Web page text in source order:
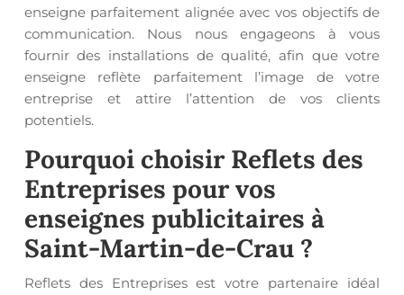
enseigne parfaitement alignée avec vos objectifs de
communication. Nous nous engageons à vous
fournir des installations de qualité, afin que votre
enseigne reflète parfaitement l’image de votre
entreprise et attire l’attention de vos clients
potentiels.
Pourquoi choisir Reflets des
Entreprises pour vos
enseignes publicitaires à
Saint-Martin-de-Crau?
Reflets des Entreprises est votre partenaire idéal